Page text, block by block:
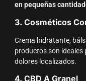
en pequeñas
3. Cosméticos
Crema hidratante,
productos son ideales
dolores localizados.
4. CBD A Granel